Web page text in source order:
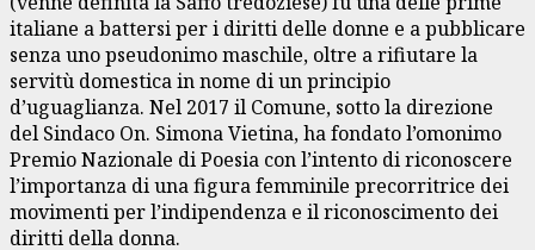
italiane a battersi per i diritti delle donne e a pubblicare
senza uno pseudonimo maschile, oltre a rifiutare la
servitù domestica in nome di un principio
d’uguaglianza. Nel 2017 il Comune, sotto la direzione
del Sindaco On. Simona Vietina, ha fondato l’omonimo
Premio Nazionale di Poesia con l’intento di riconoscere
l’importanza di una figura femminile precorritrice dei
movimenti per l’indipendenza e il riconoscimento dei
diritti della donna.